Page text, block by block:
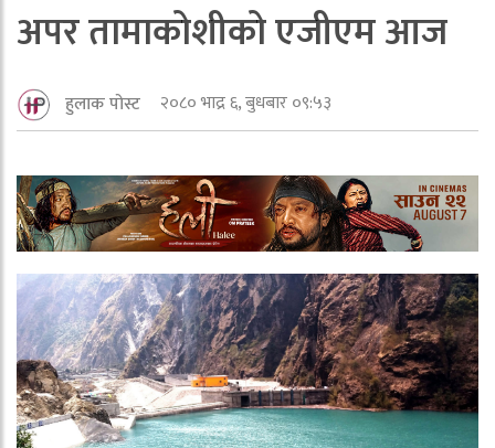
अपर तामाकोशीको एजीएम आज
हुलाक पोस्ट २०८० भाद्र ६, बुधबार ०९:५३